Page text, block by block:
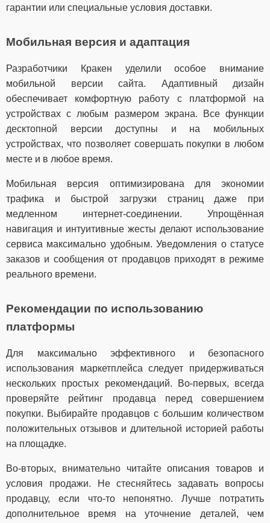
гарантии или специальные условия доставки.
Мобильная версия и адаптация
Разработчики Кракен уделили особое внимание
мобильной версии сайта. Адаптивный дизайн
обеспечивает комфортную работу с платформой на
устройствах с любым размером экрана. Все функции
десктопной версии доступны и на мобильных
устройствах, что позволяет совершать покупки в любом
месте и в любое время.
Мобильная версия оптимизирована для экономии
трафика и быстрой загрузки страниц даже при
медленном интернет-соединении. Упрощённая
навигация и интуитивные жесты делают использование
сервиса максимально удобным. Уведомления о статусе
заказов и сообщения от продавцов приходят в режиме
реального времени.
Рекомендации по использованию
платформы
Для максимально эффективного и безопасного
использования маркетплейса следует придерживаться
нескольких простых рекомендаций. Во-первых, всегда
проверяйте рейтинг продавца перед совершением
покупки. Выбирайте продавцов с большим количеством
положительных отзывов и длительной историей работы
на площадке.
Во-вторых, внимательно читайте описания товаров и
условия продажи. Не стесняйтесь задавать вопросы
продавцу, если что-то непонятно. Лучше потратить
дополнительное время на уточнение деталей, чем